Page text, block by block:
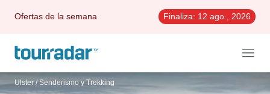
Ofertas de la semana Finaliza: 12 ago., 2026
Ulster / Senderismo y Trekking